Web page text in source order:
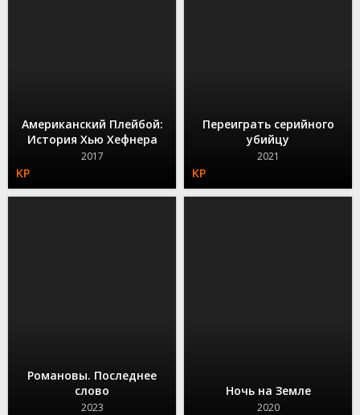
Американский Плейбой:
История Хью Хефнера
2017
Переиграть серийного
убийцу
2021
Романовы. Последнее
слово
2023
Ночь на Земле
2020